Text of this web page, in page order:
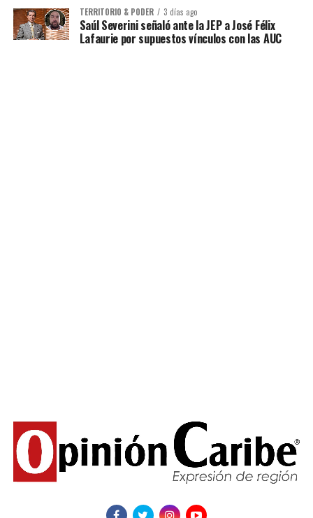
TERRITORIO & PODER 3 días ago
Saúl Severini señaló ante la JEP a José Félix
Lafaurie por supuestos vínculos con las AUC